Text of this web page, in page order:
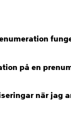
på en
när jag